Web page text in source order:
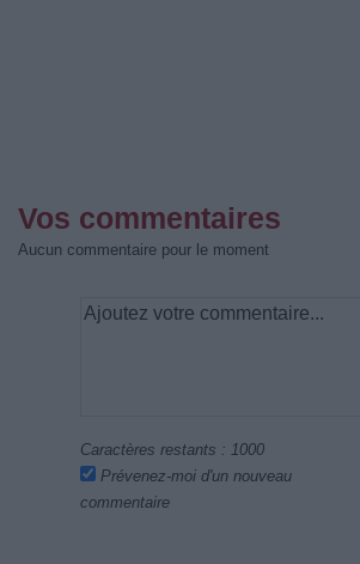
Vos commentaires
Aucun commentaire pour le moment
Caractères restants : 1000
Prévenez-moi d'un nouveau
commentaire